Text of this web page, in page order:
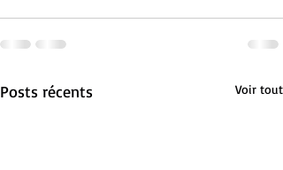
Posts récents Voir tout